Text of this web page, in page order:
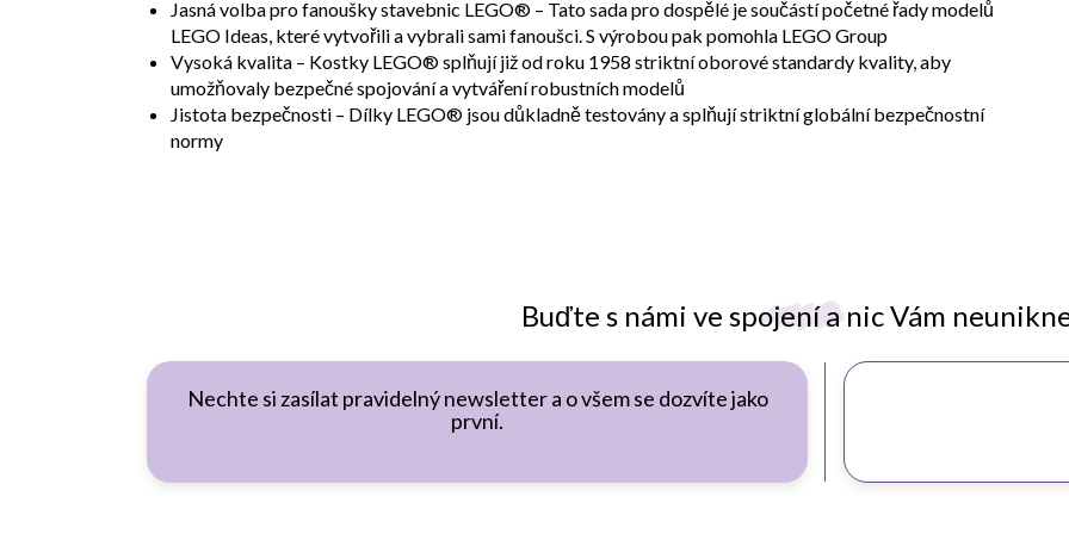
Buďte s námi ve spojení a nic Vám
Nechte si zasílat pravidelný newsletter a o všem se dozvíte jako
první.
Jasná volba pro fanoušky stavebnic LEGO® – Tato sada pro dospělé je součástí početné řady modelů
LEGO Ideas, které vytvořili a vybrali sami fanoušci. S výrobou pak pomohla LEGO Group
Vysoká kvalita – Kostky LEGO® splňují již od roku 1958 striktní oborové standardy kvality, aby
umožňovaly bezpečné spojování a vytváření robustních modelů
Jistota bezpečnosti – Dílky LEGO® jsou důkladně testovány a splňují striktní globální bezpečnostní
normy